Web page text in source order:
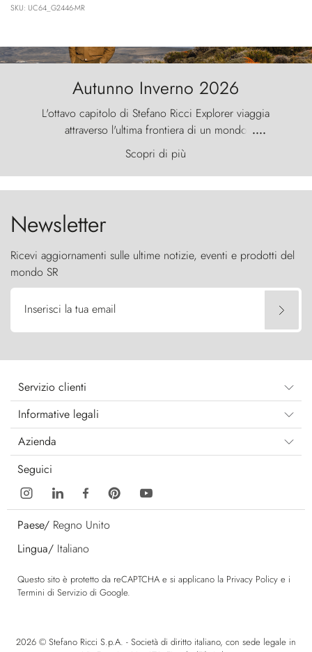
SKU: UC64_G2446-MR
Autunno Inverno 2026
L'ottavo capitolo di Stefano Ricci Explorer viaggia
attraverso l'ultima frontiera di un mondo
primordiale, dove il vento scolpisce la natura con
furia ancestrale e le Torres del Paine sfidano il
cielo come sentinelle di pietra.
....
Scopri di più
Newsletter
Ricevi aggiornamenti sulle ultime notizie, eventi e prodotti del
mondo SR
Inserisci la tua email
Servizio clienti
Informative legali
Azienda
Seguici
Paese/ Regno Unito
Lingua/ Italiano
Questo sito è protetto da reCAPTCHA e si applicano la Privacy Policy e i
Termini di Servizio di Google.
2026 © Stefano Ricci S.p.A. - Società di diritto italiano, con sede legale in